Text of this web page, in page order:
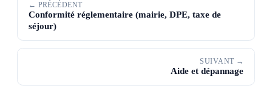
← PRÉCÉDENT
Conformité réglementaire (mairie, DPE, taxe de
séjour)
SUIVANT →
Aide et dépannage